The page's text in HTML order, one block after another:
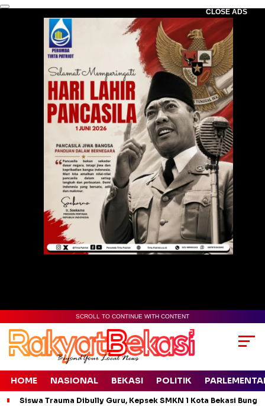
CLOSE ADS
SCROLL TO CONTINUE WITH CONTENT
HOME NASIONAL BEKASI POLITIK
Siswa Trauma Dibully Guru, Kepsek SMKN 1 Kota Bekasi